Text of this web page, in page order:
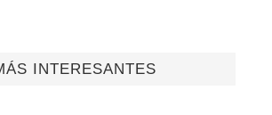
INTERESANTES